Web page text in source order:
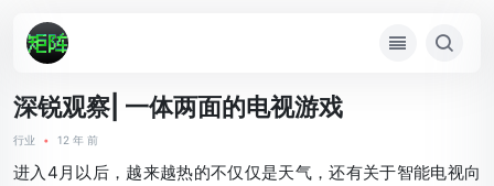
深锐观察| 一体两面的电视游戏
行业 • 12 年 前
进入4月以后，越来越热的不仅仅是天气，还有关于智能电视向